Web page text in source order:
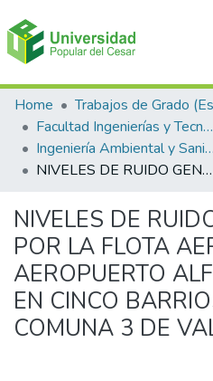
Communities & Collections
All of DSpace
Statistics
Home
Facultad Ingenierías y Tecnologías
Ingeniería Ambiental y Sanitaria.
NIVELES DE RUIDO GENERADOS POR LA FLOTA AEREA DEL AEROPUERTO ALFONSO LÓPEZ EN CINCO BARRIOS DE LA COMUNA 3 DE VALLEDUPAR
NIVELES DE
POR LA FLOTA
AEROPUERTO
EN CINCO
COMUNA 3 DE